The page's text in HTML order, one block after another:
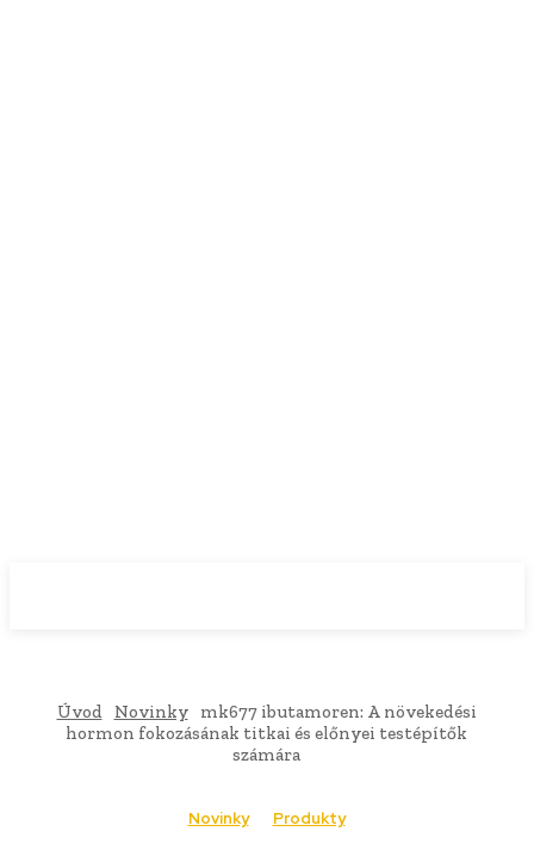
Úvod Novinky
mk677 ibutamoren: A növekedési
hormon fokozásának titkai és előnyei testépítők
számára
Novinky Produkty